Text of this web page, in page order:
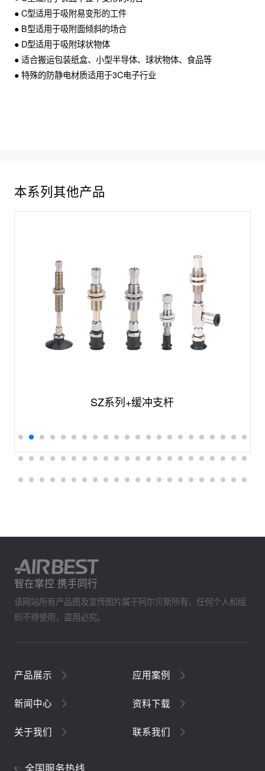
● C型适用于吸附易变形的工件
● B型适用于吸附面倾斜的场合
● D型适用于吸附球状物体
● 适合搬运包装纸盒、小型半导体、球状物体、食品等
● 特殊的防静电材质适用于3C电子行业
本系列其他产品
SZ系列+缓冲支杆
智在掌控 携手同行
该网站所有产品图及宣传图片属于阿尔贝斯所有，任何个人和组
织不得使用，盗用必究。
产品展示 应用案例
新闻中心 资料下载
关于我们 联系我们